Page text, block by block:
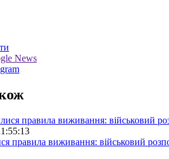
News
правила виживання: військовий